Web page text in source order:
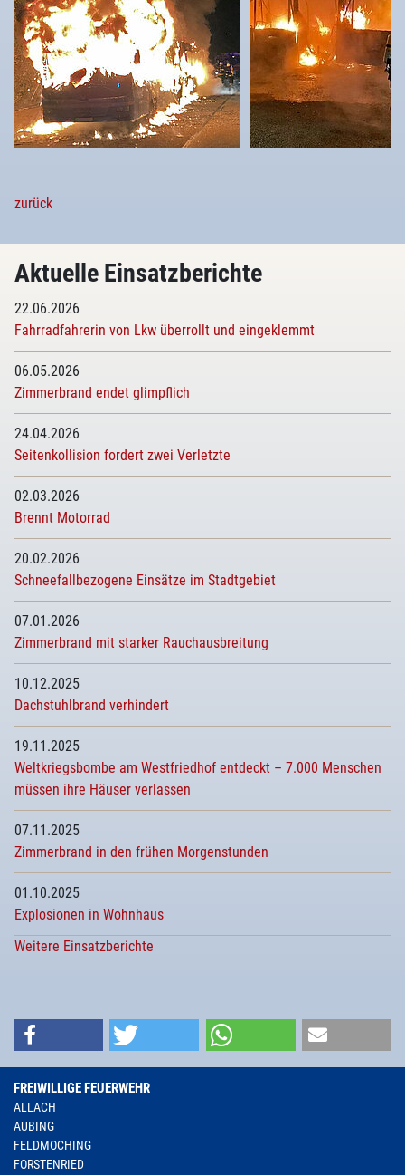
zurück
Aktuelle Einsatzberichte
22.06.2026
Fahrradfahrerin von Lkw überrollt und eingeklemmt
06.05.2026
Zimmerbrand endet glimpflich
24.04.2026
Seitenkollision fordert zwei Verletzte
02.03.2026
Brennt Motorrad
20.02.2026
Schneefallbezogene Einsätze im Stadtgebiet
07.01.2026
Zimmerbrand mit starker Rauchausbreitung
10.12.2025
Dachstuhlbrand verhindert
19.11.2025
Weltkriegsbombe am Westfriedhof entdeckt – 7.000 Menschen
müssen ihre Häuser verlassen
07.11.2025
Zimmerbrand in den frühen Morgenstunden
01.10.2025
Explosionen in Wohnhaus
Weitere Einsatzberichte
FREIWILLIGE FEUERWEHR
ALLACH
AUBING
FELDMOCHING
FORSTENRIED